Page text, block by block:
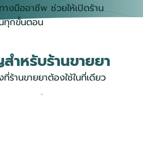
งมืออาชีพ ช่วยให้เปิดร้าน
ทุกขั้นตอน
ำหรับร้านขายยา
ร้านขายยาต้องใช้ในที่เดียว